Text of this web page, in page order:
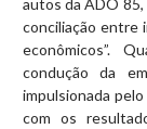
autos da ADO
conciliação entre
econômicos”.
condução da
impulsionada
com os